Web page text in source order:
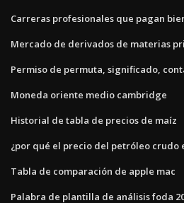
Carreras profesionales que pagan
Mercado de derivados de materias
Permiso de permuta, significado,
Moneda oriente medio cambridge
Historial de tabla de precios de maíz
¿por qué el precio del petróleo crudo
Tabla de comparación de apple mac
Palabra de plantilla de análisis foda